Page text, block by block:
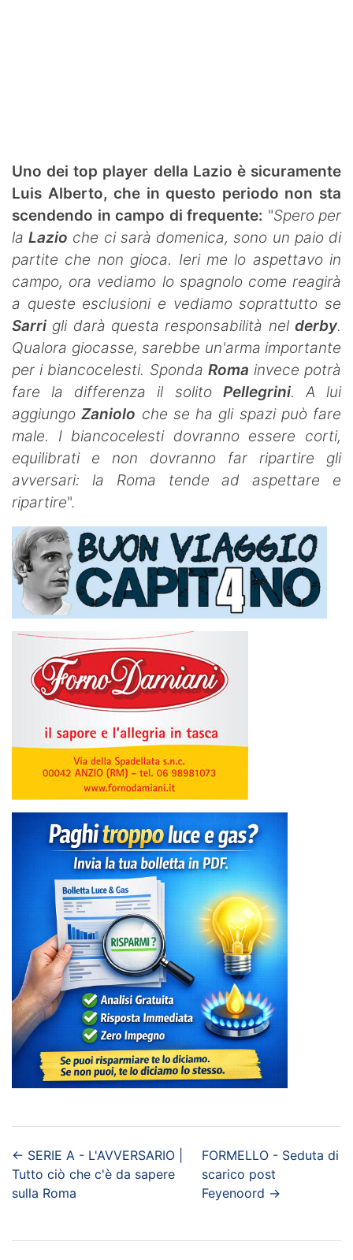
Uno dei top player della Lazio è sicuramente
Luis Alberto, che in questo periodo non sta
scendendo in campo di frequente: "Spero per
laLazio che ci sarà domenica, sono un paio di
partite che non gioca. Ieri me lo aspettavo in
campo, ora vediamo lo spagnolo come reagirà
a queste esclusioni e vediamo soprattutto se
Sarri gli darà questa responsabilità nel derby.
Qualora giocasse, sarebbe un'arma importante
per i biancocelesti. Sponda Roma invece potrà
fare la differenza il solito Pellegrini. A lui
aggiungoZaniolo che se ha gli spazi può fare
male. I biancocelesti dovranno essere corti,
equilibrati e non dovranno far ripartire gli
avversari: la Roma tende ad aspettare e
ripartire".
← SERIE A - L'AVVERSARIO |
Tutto ciò che c'è da sapere
sulla Roma
FORMELLO - Seduta di
scarico post
Feyenoord →